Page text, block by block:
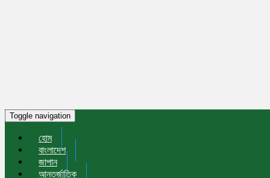
Toggle navigation
হোম
বাংলাদেশ
জাপান
আন্তর্জাতিক